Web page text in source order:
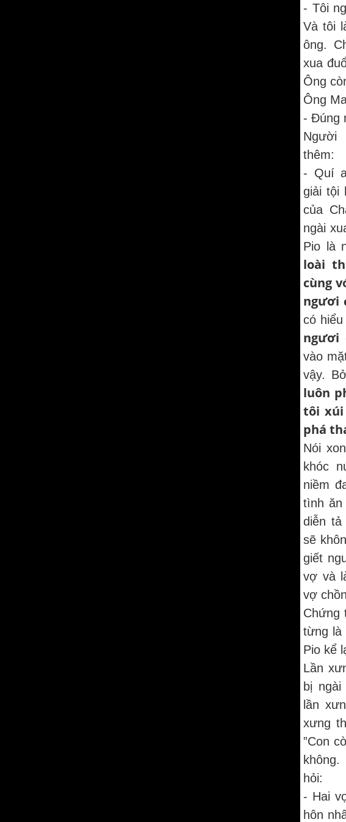
- Tôi
Và tôi
ông.
xua
Ông
Ông
- Đúng
Người
thêm:
- Quí
giải tội
của
ngài
Pio là
loài
cùng
ngươi
có hiểu
ngươi
vào
vậy.
luôn
tôi xúi
phá
Nói
khóc
niềm
tình ăn
diễn
sẽ
giết
vợ và
vợ
Chứng
từng là
Pio kể
Lần
bị
lần
xưng
”Con
hỏi:
- Hai
hôn